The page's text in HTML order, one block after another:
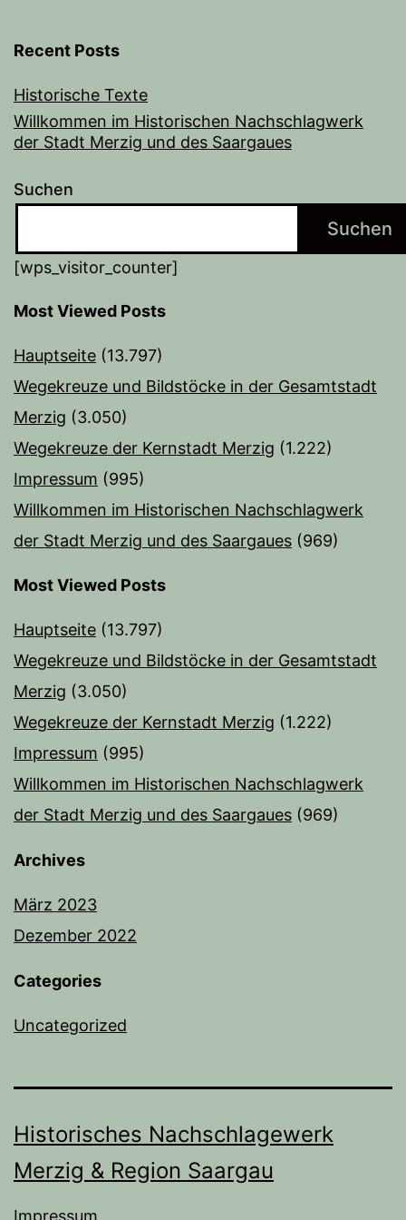
Recent Posts
Historische Texte
Willkommen im Historischen Nachschlagwerk
der Stadt Merzig und des Saargaues
Suchen
Suchen
[wps_visitor_counter]
Most Viewed Posts
Hauptseite (13.797)
Wegekreuze und Bildstöcke in der Gesamtstadt
Merzig (3.050)
Wegekreuze der Kernstadt Merzig (1.222)
Impressum (995)
Willkommen im Historischen Nachschlagwerk
der Stadt Merzig und des Saargaues (969)
Most Viewed Posts
Hauptseite (13.797)
Wegekreuze und Bildstöcke in der Gesamtstadt
Merzig (3.050)
Wegekreuze der Kernstadt Merzig (1.222)
Impressum (995)
Willkommen im Historischen Nachschlagwerk
der Stadt Merzig und des Saargaues (969)
Archives
März 2023
Dezember 2022
Categories
Uncategorized
Historisches Nachschlagewerk
Merzig & Region Saargau
Impressum